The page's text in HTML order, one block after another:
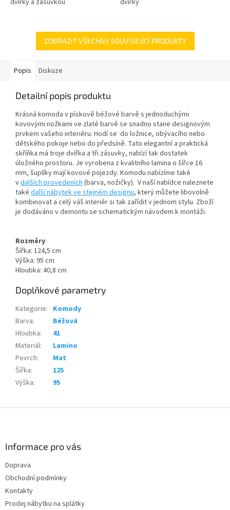
ZOBRAZIT VŠECHNY SOUVISEJÍCÍ PRODUKTY
Popis Diskuze
Detailní popis produktu
Krásná komoda v pískově béžové barvě s jednoduchými
kovovými nožkami ve zlaté barvě se snadno stane designovým
prvkem vašeho interiéru. Hodí se do ložnice, obývacího nebo
dětského pokoje nebo do předsíně. Tato elegantní a praktická
skříňka má troje dvířka a tři zásuvky, nabízí tak dostatek
úložného prostoru. Je vyrobena z kvalitního lamina o šířce 16
mm, šuplíky mají kovové pojezdy. Komodu nabízíme také
vdalších provedeních (barva, nožičky). V naší nabídce naleznete
také další nábytek ve stejném designu, který můžete libovolně
kombinovat a celý váš interiér si tak zařídit v jednom stylu. Zboží
je dodáváno v demontu se schematickým návodem k montáži.
Rozměry:
Šířka: 124,5 cm
Výška: 95 cm
Hloubka: 40,8 cm
Doplňkové parametry
Kategorie: Komody
Barva:
Béžová
Hloubka:
41
Materiál:
Lamino
Povrch:
Mat
Šířka:
125
Výška: 95
Informace pro vás
Doprava
Obchodní podmínky
Kontakty
Prodej nábytku na splátky